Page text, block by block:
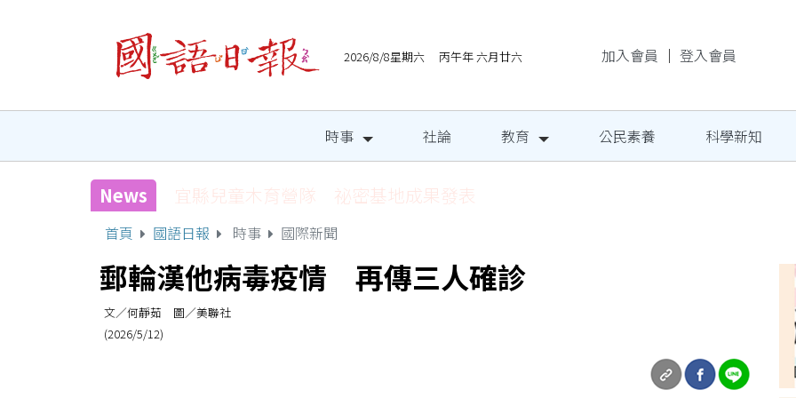
2026/8/8星期六 丙午年 六月廿六 加入會員 ｜ 登入會員
時事 社論 教育 公民素養 科學新知
News 宜縣兒童木育營隊 祕密基地成果發表
首頁 國語日報 時事 國際新聞
郵輪漢他病毒疫情 再傳三人確診
文／何靜茹 圖／美聯社
(2026/5/12)